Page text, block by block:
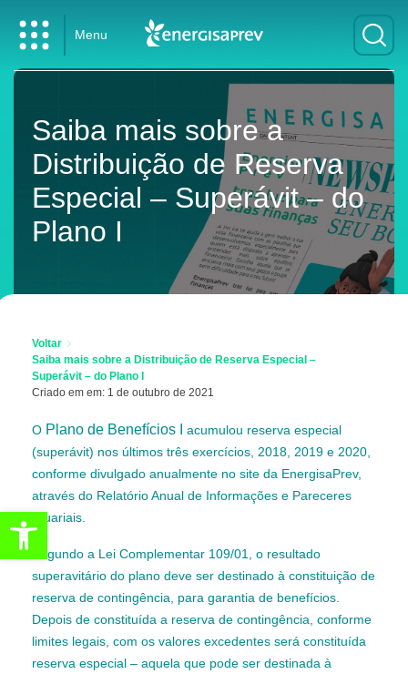
Menu
Saiba mais sobre a
Distribuição de Reserva
Especial – Superávit – do
Plano I
Voltar
Saiba mais sobre a Distribuição de Reserva Especial –
Superávit – do Plano I
Criado em em: 1 de outubro de 2021
O Plano de Benefícios I
acumulou reserva especial
(superávit) nos últimos três exercícios, 2018, 2019 e 2020,
conforme divulgado anualmente no site da EnergisaPrev,
através do Relatório Anual de Informações e Pareceres
Atuariais.
Segundo a Lei Complementar 109/01, o resultado
superavitário do plano deve ser destinado à constituição de
reserva de contingência, para garantia de benefícios.
Depois de constituída a reserva de contingência, conforme
limites legais, com os valores excedentes será constituída
reserva especial – aquela que pode ser destinada à
Abrir a barra de ferramentas